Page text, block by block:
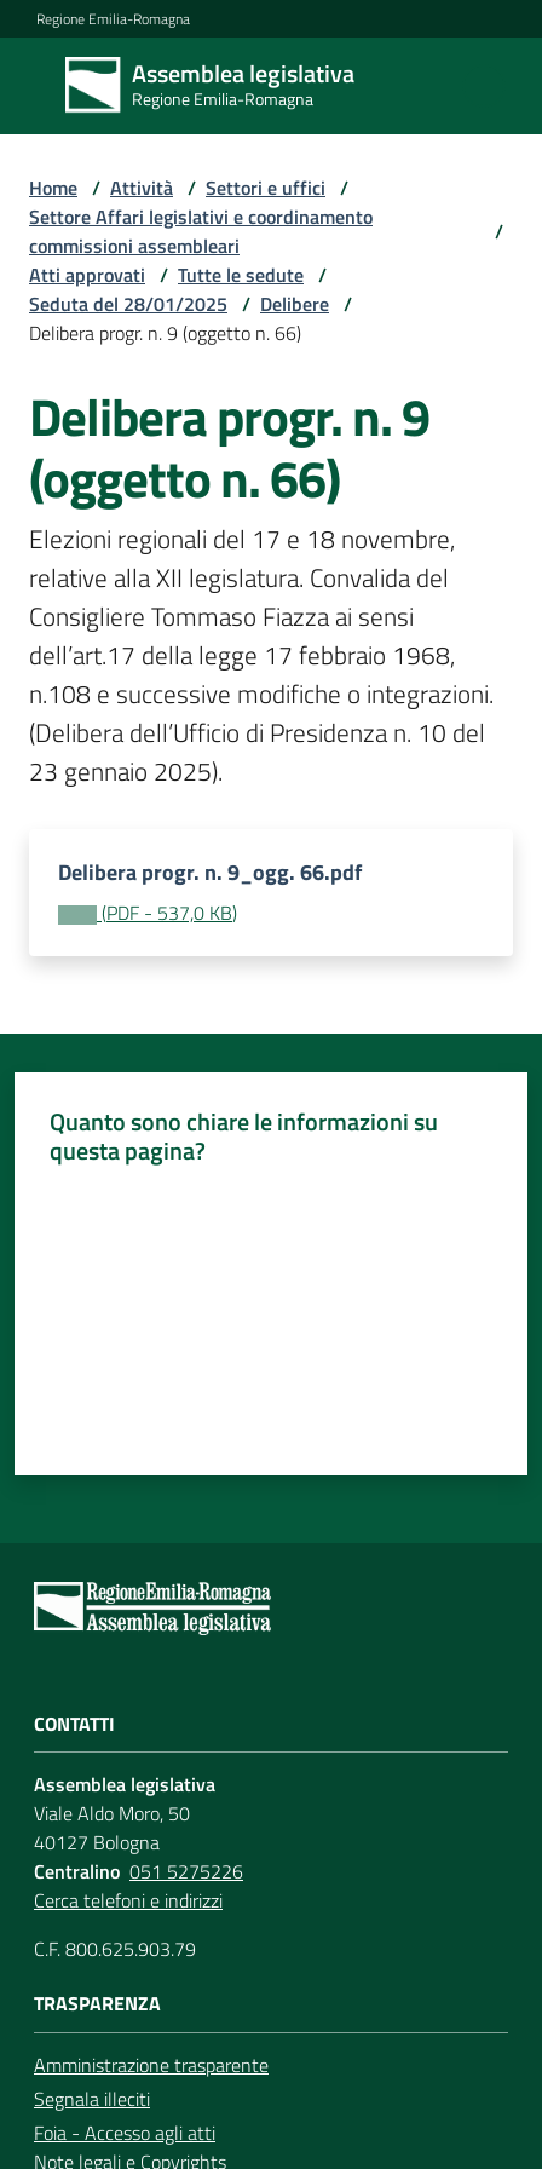
Vai al contenuto
Vai alla navigazione
Vai al footer
Regione Emilia-Romagna
Assemblea legislativa
Regione Emilia-Romagna
Assemblea
legislativa
Regione Emilia-
Assemblea
Argomenti
Per
i
media
Per
i
cittadini
Home / Attività / Settori e uffici /
Settore Affari legislativi e coordinamento
commissioni assembleari
/
Atti approvati / Tutte le sedute /
Seduta del 28/01/2025 / Delibere /
Delibera progr. n. 9 (oggetto n. 66)
Delibera progr. n. 9
(oggetto n. 66)
Elezioni regionali del 17 e 18 novembre,
relative alla XII legislatura. Convalida del
Consigliere Tommaso Fiazza ai sensi
dell’art.17 della legge 17 febbraio 1968,
n.108 e successive modifiche o integrazioni.
(Delibera dell’Ufficio di Presidenza n. 10 del
23 gennaio 2025).
Delibera progr. n. 9_ogg. 66.pdf
(PDF - 537,0 KB)
Quanto sono chiare le informazioni su
questa pagina?
CONTATTI
Assemblea legislativa
Viale Aldo Moro, 50
40127 Bologna
Centralino 051 5275226
Cerca telefoni e indirizzi
C.F. 800.625.903.79
TRASPARENZA
Amministrazione trasparente
Segnala illeciti
Foia - Accesso agli atti
Note legalie Copyrights